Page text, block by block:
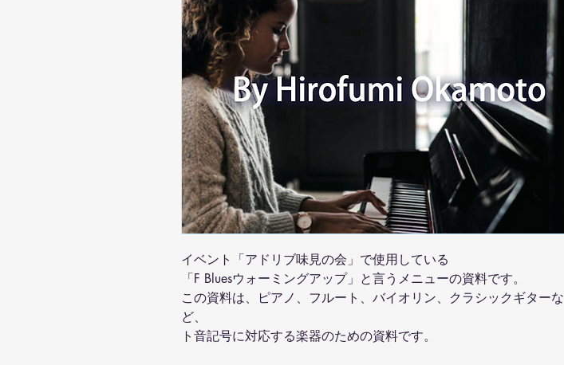
イベント「アドリブ味見の会」で使用している
「F Bluesウォーミングアップ」と言うメニューの資料です。
この資料は、ピアノ、フルート、バイオリン、クラシックギターな
ど、
ト音記号に対応する楽器のための資料です。